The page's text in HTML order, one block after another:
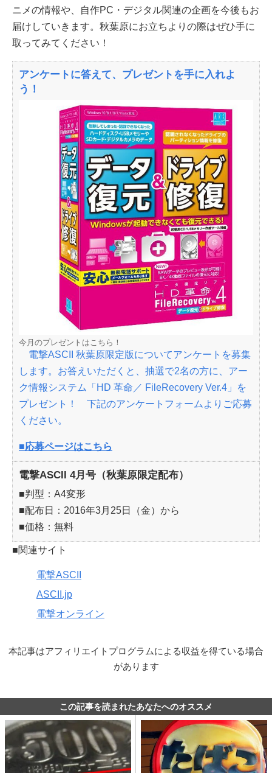
ニメの情報や、自作PC・デジタル関連の企画を今後もお
届けしていきます。秋葉原にお立ちよりの際はぜひ手に
取ってみてください！
アンケートに答えて、プレゼントを手に入れよ
う！
今月のプレゼントはこちら！
電撃ASCII 秋葉原限定版についてアンケートを募集
します。お答えいただくと、抽選で2名の方に、アー
ク情報システム「HD 革命／ FileRecovery Ver.4」を
プレゼント！ 下記のアンケートフォームよりご応募
ください。
■応募ページはこちら
電撃ASCII 4月号（秋葉原限定配布）
■判型：A4変形
■配布日：2016年3月25日（金）から
■価格：無料
■関連サイト
電撃ASCII
ASCII.jp
電撃オンライン
本記事はアフィリエイトプログラムによる収益を得ている場合
があります
この記事を読まれたあなたへのオススメ